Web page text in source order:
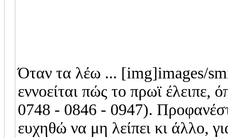
Όταν τα λέω ... [img]images/
εννοείται πώς το πρωϊ
0748 - 0846 - 0947).
ευχηθώ να μη λείπει κι άλλο,